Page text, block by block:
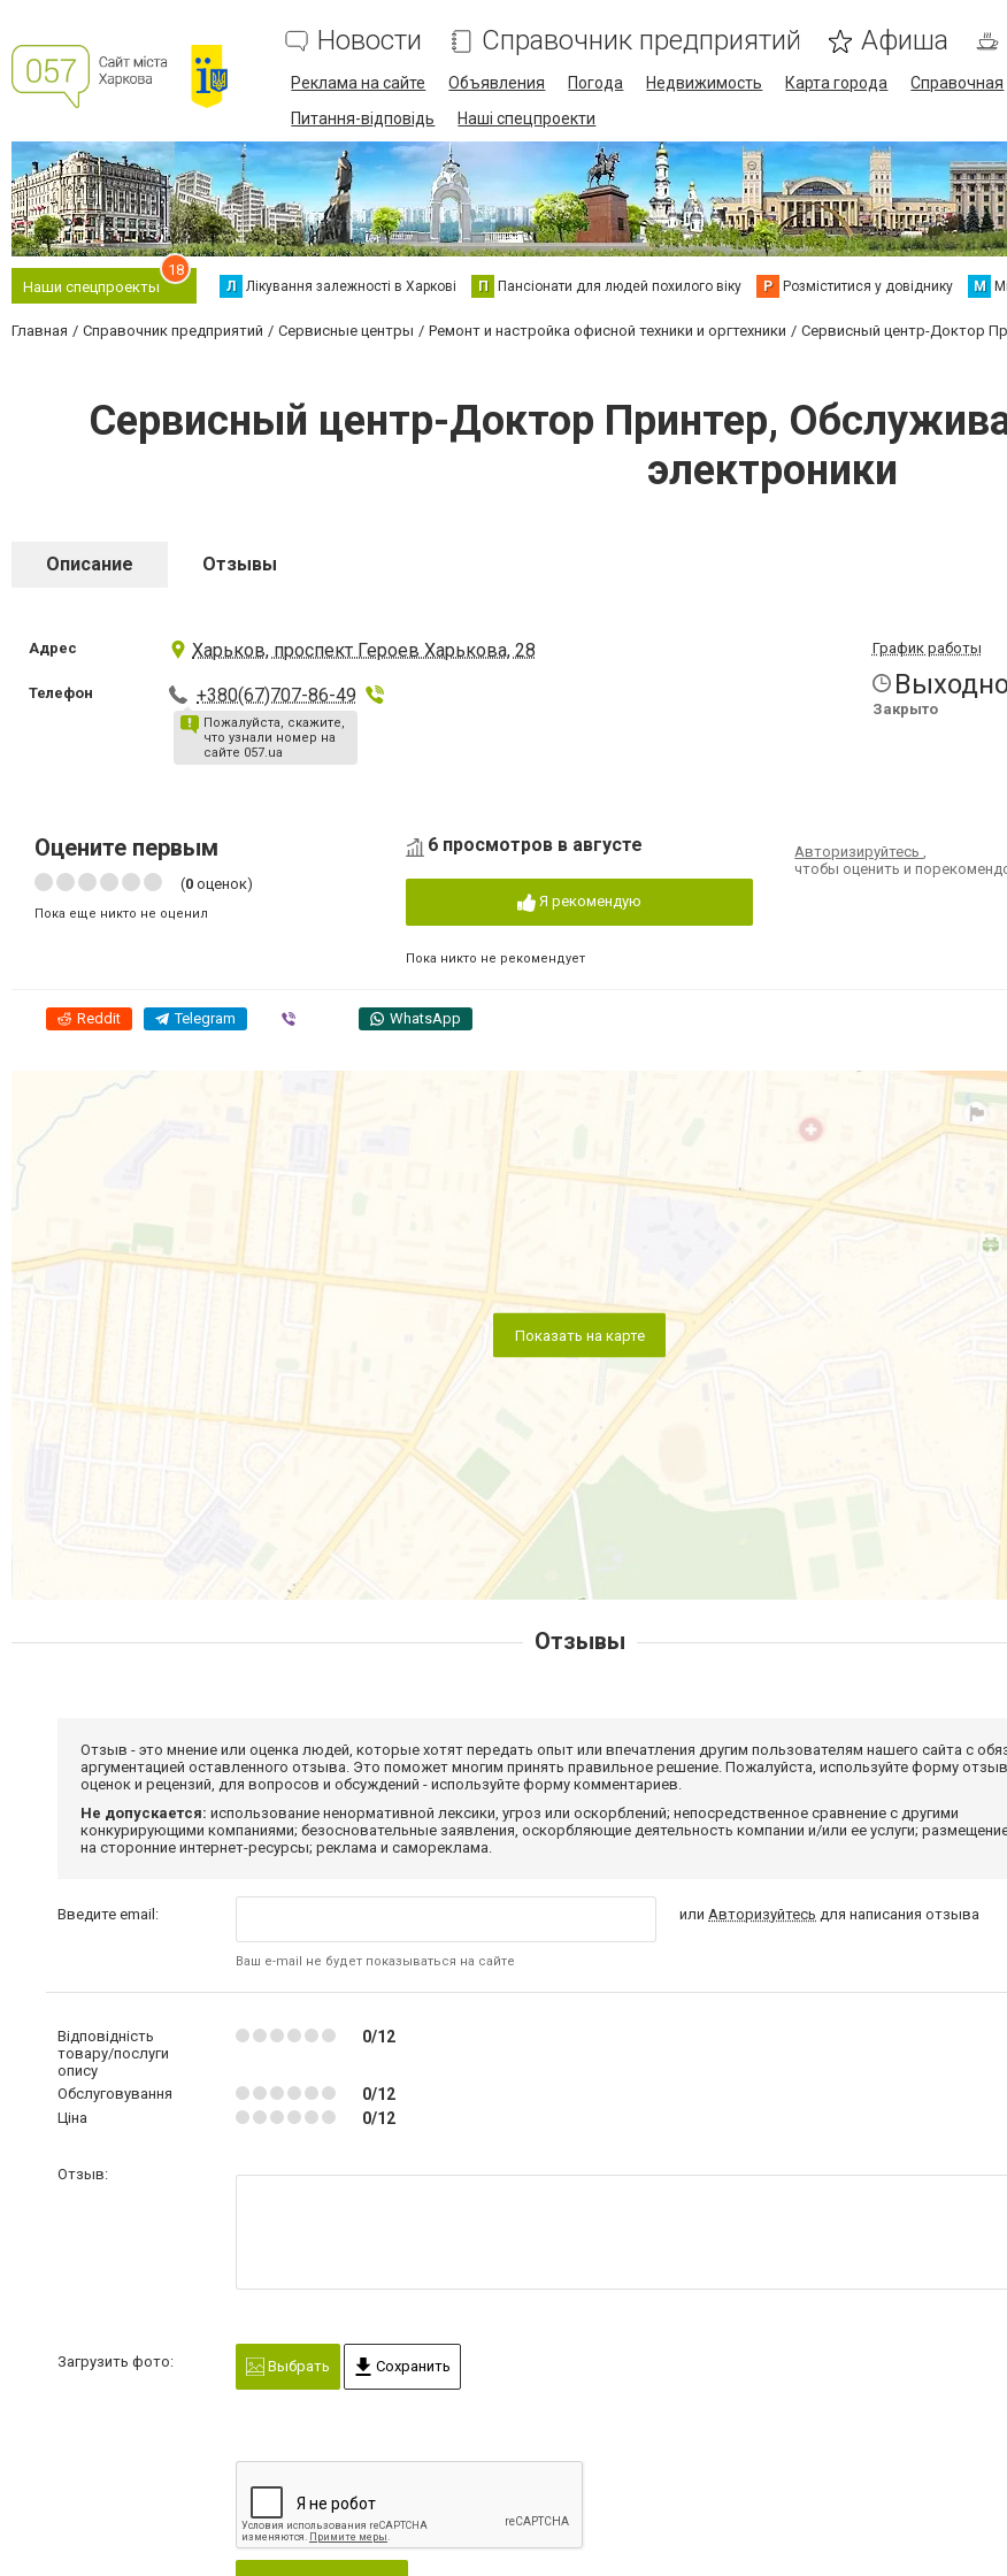
Новости Справочник предприятий Афиша
Реклама на сайте Объявления Погода Недвижимость Карта города
Справочная
Питання-відповідь
Наші спецпроекти
Наши спецпроекты
18
Л Лікування залежності в Харкові П Пансіонати для людей похилого віку Р Розміститися у довіднику М
Главная Справочник предприятий Сервисные центры Ремонт и настройка офисной техники и оргтехники Сервисный центр-Доктор
Сервисный центр-Доктор Принтер,
электроники
Описание Отзывы
Адрес Харьков, проспект Героев Харькова, 28
Телефон +380(67)707-86-49
Пожалуйста, скажите,
что узнали номер на
сайте 057.ua
График работы
Закрыто
Оцените первым
(0 оценок)
Пока еще никто не оценил
6 просмотров в августе
Я рекомендую
Пока никто не рекомендует
Авторизируйтесь,
чтобы оценить и
Reddit Telegram WhatsApp
Показать на карте
Отзывы
Отзыв - это мнение или оценка людей, которые хотят передать опыт или впечатления другим пользователям нашего сайта с
аргументацией оставленного отзыва. Это поможет многим принять правильное решение. Пожалуйста, используйте форму
оценок и рецензий, для вопросов и обсуждений - используйте форму комментариев.
Не допускается: использование ненормативной лексики, угроз или оскорблений; непосредственное сравнение с другими
конкурирующими компаниями; безосновательные заявления, оскорбляющие деятельность компании и/или ее услуги;
на сторонние интернет-ресурсы; реклама и самореклама.
Введите email:
Ваш e-mail не будет показываться на сайте
или Авторизуйтесь для написания отзыва
Відповідність
товару/послуги
опису
0/12
Обслуговування 0/12
Ціна 0/12
Отзыв:
Загрузить фото: Выбрать Сохранить